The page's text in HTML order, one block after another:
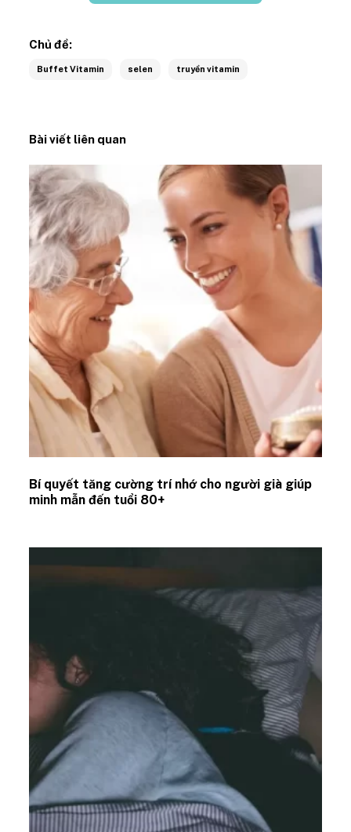
Chủ đề:
Buffet Vitamin selen truyền vitamin
Bài viết liên quan
Bí quyết tăng cường trí nhớ cho người già giúp
minh mẫn đến tuổi 80+